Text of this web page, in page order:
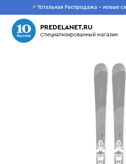
⚡ Тотальная Распродажа - новые
PREDELANET.RU
Специализированный магазин
Что будем искать?